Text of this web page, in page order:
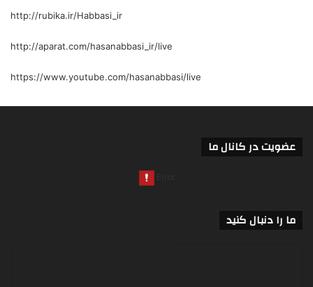
http://rubika.ir/Habbasi_ir
http://aparat.com/hasanabbasi_ir/live
https://www.youtube.com/hasanabbasi/live
عضویت در کانال ما
ما را دنبال کنید